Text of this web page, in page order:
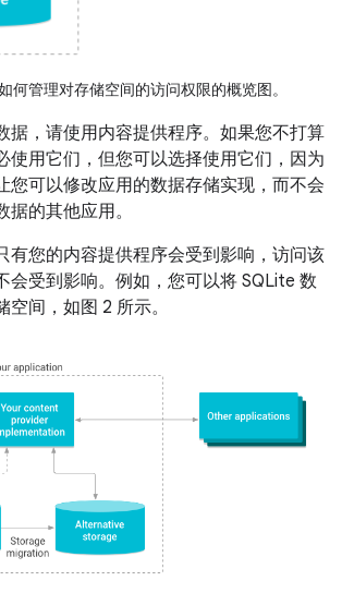
何管理对存储空间的访问权限的概览图。
据，请使用内容提供程序。如果您不打算
使用它们，但您可以选择使用它们，因为
您可以修改应用的数据存储实现，而不会
的其他应用。
有您的内容提供程序会受到影响，访问该
会受到影响。例如，您可以将 SQLite 数
间，如图 2 所示。